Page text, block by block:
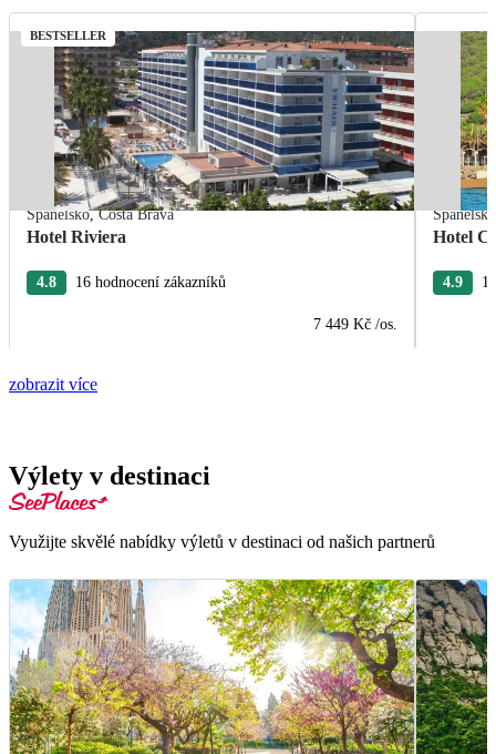
BESTSELLER
Španělsko,Costa Brava
Hotel Riviera
4.8 16 hodnocení zákazníků
7 449 Kč /os.
Španělsko
Hotel
4.9
zobrazit více
Výlety v destinaci
Využijte skvělé nabídky výletů v destinaci od našich partnerů